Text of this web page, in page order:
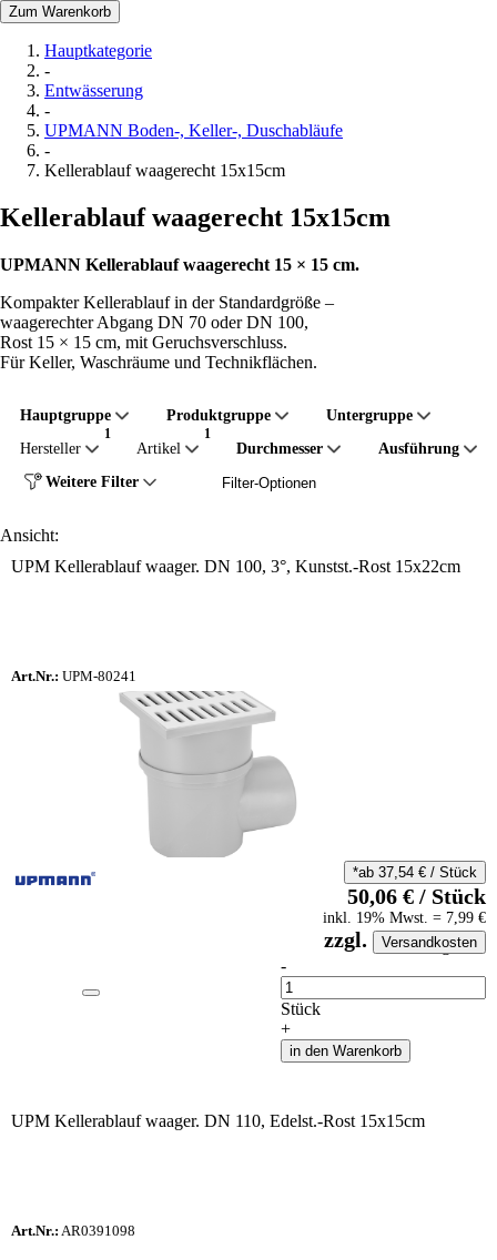
Zum Warenkorb
Hauptkategorie
-
Entwässerung
-
UPMANN Boden-, Keller-, Duschabläufe
-
Kellerablauf waagerecht 15x15cm
Kellerablauf waagerecht 15x15cm
UPMANN Kellerablauf waagerecht 15 × 15 cm.
Kompakter Kellerablauf in der Standardgröße –
waagerechter Abgang DN 70 oder DN 100,
Rost 15 × 15 cm, mit Geruchsverschluss.
Für Keller, Waschräume und Technikflächen.
Hauptgruppe Produktgruppe
Untergruppe
Hersteller
Artikel Durchmesser
Ausführung
Weitere Filter
Filter-Optionen
Ansicht:
UPM Kellerablauf waager. DN 100, 3°, Kunstst.-Rost 15x22cm
Art.Nr.: UPM-80241
auf Anfrageliste
-
Anzahl
Stück
+
in den Warenkorb
*ab 37,54 €/ Stück
50,06 €/ Stück
inkl. 19% Mwst. = 7,99 €
zzgl. Versandkosten
UPM Kellerablauf waager. DN 110, Edelst.-Rost 15x15cm
Art.Nr.: AR0391098